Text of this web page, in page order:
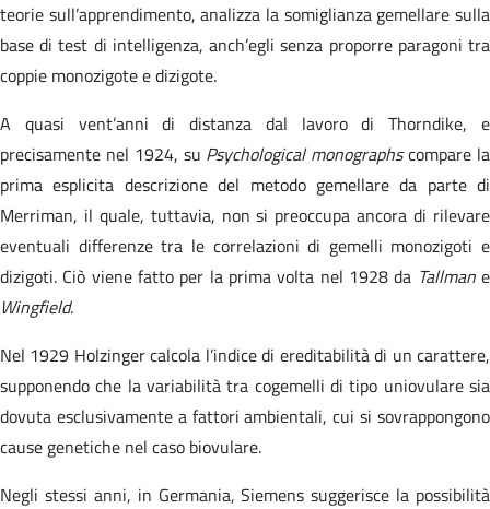
teorie sull’apprendimento, analizza la somiglianza gemellare sulla
base di test di intelligenza, anch’egli senza proporre paragoni tra
coppie monozigote e dizigote.
A quasi vent’anni di distanza dal lavoro di Thorndike, e
precisamente nel 1924, su Psychological monographscompare la
prima esplicita descrizione del metodo gemellare da parte di
Merriman, il quale, tuttavia, non si preoccupa ancora di rilevare
eventuali differenze tra le correlazioni di gemelli monozigoti e
dizigoti. Ciò viene fatto per la prima volta nel 1928 da Tallmane
Wingfield.
Nel 1929 Holzinger calcola l’indice di ereditabilità di un carattere,
supponendo che la variabilità tra cogemelli di tipo uniovulare sia
dovuta esclusivamente a fattori ambientali, cui si sovrappongono
cause genetiche nel caso biovulare.
Negli stessi anni, in Germania, Siemens suggerisce la possibilità